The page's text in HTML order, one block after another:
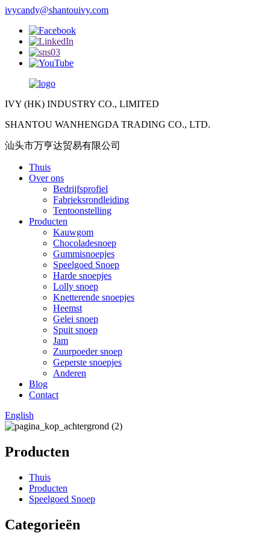
ivycandy@shantouivy.com
IVY (HK) INDUSTRY CO., LIMITED
SHANTOU WANHENGDA TRADING CO., LTD.
汕头市万亨达贸易有限公司
Thuis
Over ons
Bedrijfsprofiel
Fabrieksrondleiding
Tentoonstelling
Producten
Kauwgom
Chocoladesnoep
Gummisnoepjes
Speelgoed Snoep
Harde snoepjes
Lolly snoep
Knetterende snoepjes
Heemst
Gelei snoep
Spuit snoep
Jam
Zuurpoeder snoep
Geperste snoepjes
Anderen
Blog
Contact
English
Producten
Thuis
Producten
Speelgoed Snoep
Categorieën